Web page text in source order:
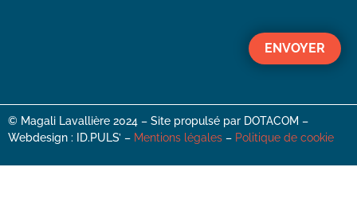
ENVOYER
© Magali Lavallière 2024 – Site propulsé par DOTACOM –
Webdesign : ID.PULS’ – Mentions légales – Politique de cookie